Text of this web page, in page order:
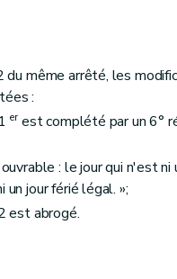
même arrêté, les
:
erest complété par un 6°
: le jour qui n'est ni
un jour férié légal. »;
est abrogé.